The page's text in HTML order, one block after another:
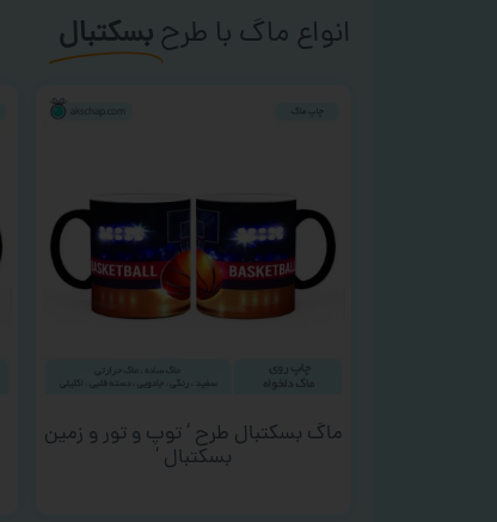
انواع ماگ با طرحبسکتبال
ماگ بسکتبال طرح ‘ توپ و تور و زمین
بسکتبال ‘